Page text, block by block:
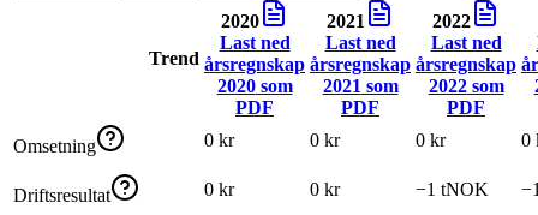
Trend
2020
Last ned
årsregnskap
2020som
PDF
2021
Last ned
årsregnskap
2021 som
PDF
2022
Last ned
årsregnskap
2022som
PDF
Omsetning 0 kr 0 kr 0 kr 0
Driftsresultat 0 kr 0 kr −1 tNOK